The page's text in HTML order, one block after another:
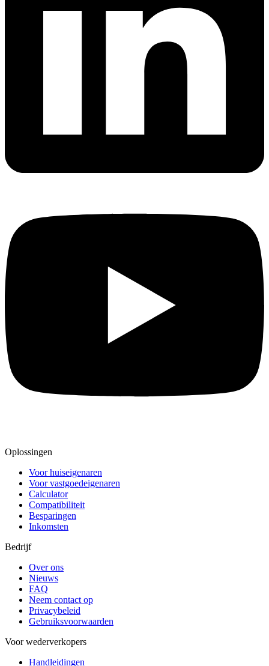
Oplossingen
Voor huiseigenaren
Voor vastgoedeigenaren
Calculator
Compatibiliteit
Besparingen
Inkomsten
Bedrijf
Over ons
Nieuws
FAQ
Neem contact op
Privacybeleid
Gebruiksvoorwaarden
Voor wederverkopers
Handleidingen